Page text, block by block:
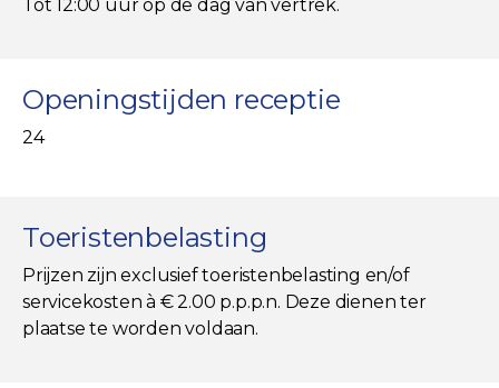
Tot 12:00 uur op de dag van vertrek.
Openingstijden receptie
24
Toeristenbelasting
Prijzen zijn exclusief toeristenbelasting en/of
servicekosten à € 2.00 p.p.p.n. Deze dienen ter
plaatse te worden voldaan.